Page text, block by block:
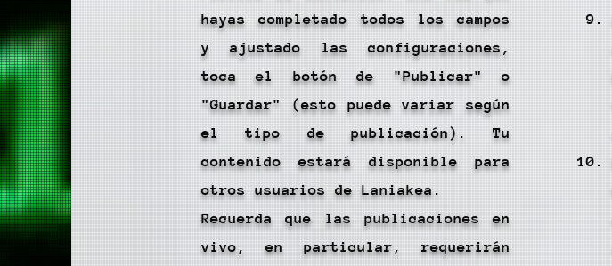
hayas completado todos los campos
y ajustado las configuraciones,
toca el botón de "Publicar" o
"Guardar" (esto puede variar según
el tipo de publicación). Tu
contenido estará disponible para
otros usuarios de Laniakea.
Recuerda que las publicaciones en
vivo, en particular, requerirán